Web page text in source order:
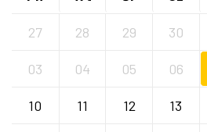
27 28 29 30
03 04 05 06
10 11 12 13